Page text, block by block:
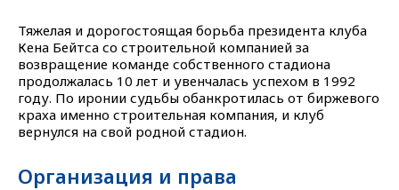
Тяжелая и дорогостоящая борьба президента клуба
Кена Бейтса со строительной компанией за
возвращение команде собственного стадиона
продолжалась 10 лет и увенчалась успехом в 1992
году. По иронии судьбы обанкротилась от биржевого
краха именно строительная компания, и клуб
вернулся на свой родной стадион.
Организация и права